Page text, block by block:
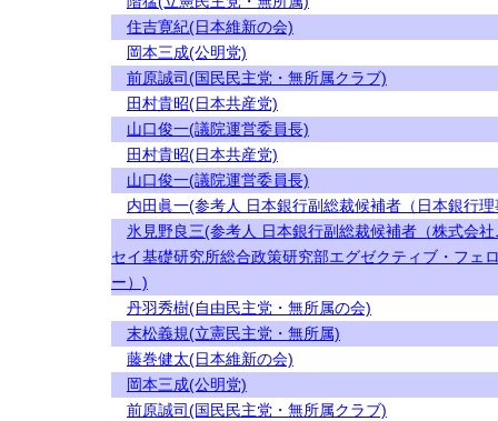
住吉寛紀(日本維新の会)
岡本三成(公明党)
前原誠司(国民民主党・無所属クラブ)
田村貴昭(日本共産党)
山口俊一(議院運営委員長)
田村貴昭(日本共産党)
山口俊一(議院運営委員長)
内田眞一(参考人 日本銀行副総裁候補者（日本銀行
氷見野良三(参考人 日本銀行副総裁候補者（株式会社
セイ基礎研究所総合政策研究部エグゼクティブ・フェ
ー）)
丹羽秀樹(自由民主党・無所属の会)
末松義規(立憲民主党・無所属)
藤巻健太(日本維新の会)
岡本三成(公明党)
前原誠司(国民民主党・無所属クラブ)